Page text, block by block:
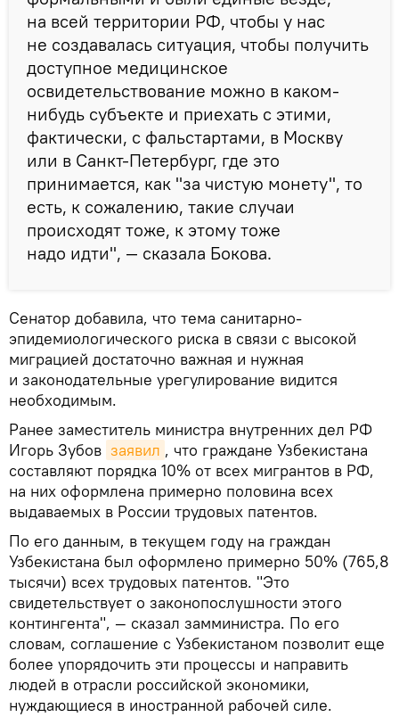
на всей территории РФ, чтобы у нас
не создавалась ситуация, чтобы получить
доступное медицинское
освидетельствование можно в каком-
нибудь субъекте и приехать с этими,
фактически, с фальстартами, в Москву
или в Санкт-Петербург, где это
принимается, как "за чистую монету", то
есть, к сожалению, такие случаи
происходят тоже, к этому тоже
надо идти", — сказала Бокова.
Сенатор добавила, что тема санитарно-
эпидемиологического риска в связи с высокой
миграцией достаточно важная и нужная
и законодательные урегулирование видится
необходимым.
Ранее заместитель министра внутренних дел РФ
Игорь Зубов заявил , что граждане Узбекистана
составляют порядка 10% от всех мигрантов в РФ,
на них оформлена примерно половина всех
выдаваемых в России трудовых патентов.
По его данным, в текущем году на граждан
Узбекистана был оформлено примерно 50% (765,8
тысячи) всех трудовых патентов. "Это
свидетельствует о законопослушности этого
контингента", — сказал замминистра. По его
словам, соглашение с Узбекистаном позволит еще
более упорядочить эти процессы и направить
людей в отрасли российской экономики,
нуждающиеся в иностранной рабочей силе.